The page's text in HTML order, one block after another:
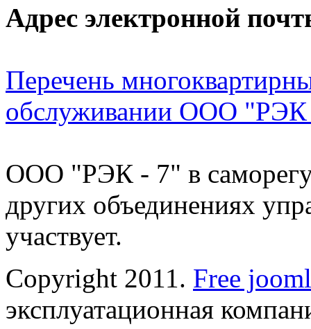
Адрес электронной
Перечень
обслуживании ООО
ООО "РЭК - 7" в
других объединениях
участвует.
Copyright 2011. Free
эксплуатационная